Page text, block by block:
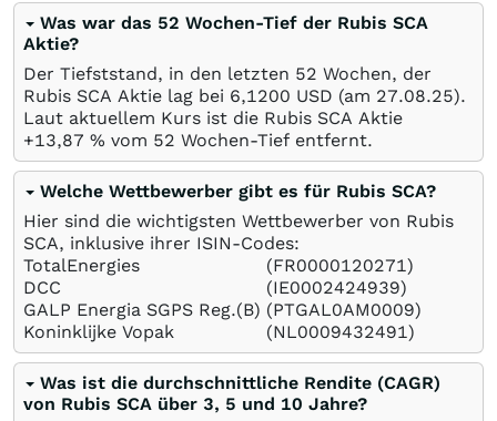
Was war das 52 Wochen-Tief der Rubis SCA
Aktie?
Der Tiefststand, in den letzten 52 Wochen, der
Rubis SCA Aktie lag bei 6,1200 USD (am 27.08.25).
Laut aktuellem Kurs ist die Rubis SCA Aktie
+13,87 % vom 52 Wochen-Tief entfernt.
Welche Wettbewerber gibt es für Rubis SCA?
Hier sind die wichtigsten Wettbewerber von Rubis
SCA, inklusive ihrer ISIN-Codes:
TotalEnergies
(FR0000120271)
DCC
(IE0002424939)
GALP Energia SGPS Reg.(B) (PTGAL0AM0009)
Koninklijke Vopak
(NL0009432491)
Was ist die durchschnittliche Rendite (CAGR)
von Rubis SCA über 3, 5 und 10 Jahre?